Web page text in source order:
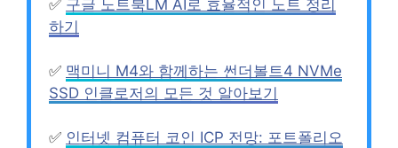
✅ 구글 노트북LM AI로 효율적인 노트 정리
하기
✅ 맥미니 M4와 함께하는 썬더볼트4 NVMe
SSD 인클로저의 모든 것 알아보기
✅ 인터넷 컴퓨터 코인 ICP 전망: 포트폴리오